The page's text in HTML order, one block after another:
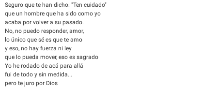
Seguro que te han dicho: "Ten cuidado"
que un hombre que ha sido como yo
acaba por volver a su pasado.
No, no puedo responder, amor,
lo único que sé es que te amo
y eso, no hay fuerza ni ley
que lo pueda mover, eso es sagrado
Yo he rodado de acá para allá
fui de todo y sin medida...
pero te juro por Dios